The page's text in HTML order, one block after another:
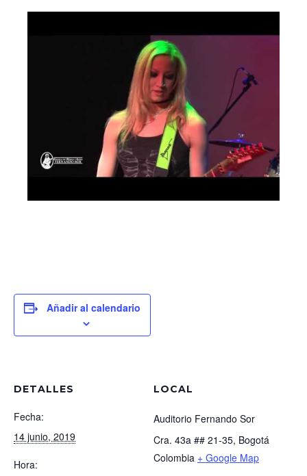
Añadir al calendario
DETALLES
Fecha:
14 junio, 2019
Hora:
LOCAL
Auditorio Fernando Sor
Cra. 43a ## 21-35, Bogotá
Colombia + Google Map